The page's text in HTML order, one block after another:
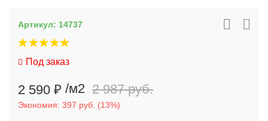
Артикул: 14737
Под заказ
2 590 ₽ /м2 2 987 руб.
Экономия: 397 руб. (13%)